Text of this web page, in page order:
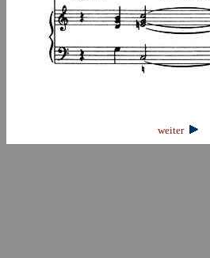
weiter